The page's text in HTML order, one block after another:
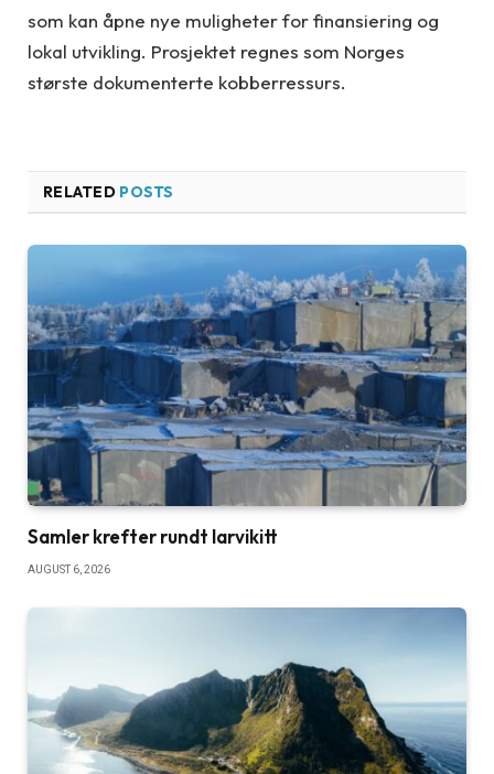
som kan åpne nye muligheter for finansiering og
lokal utvikling. Prosjektet regnes som Norges
største dokumenterte kobberressurs.
RELATED POSTS
Samler krefter rundt larvikitt
AUGUST 6, 2026